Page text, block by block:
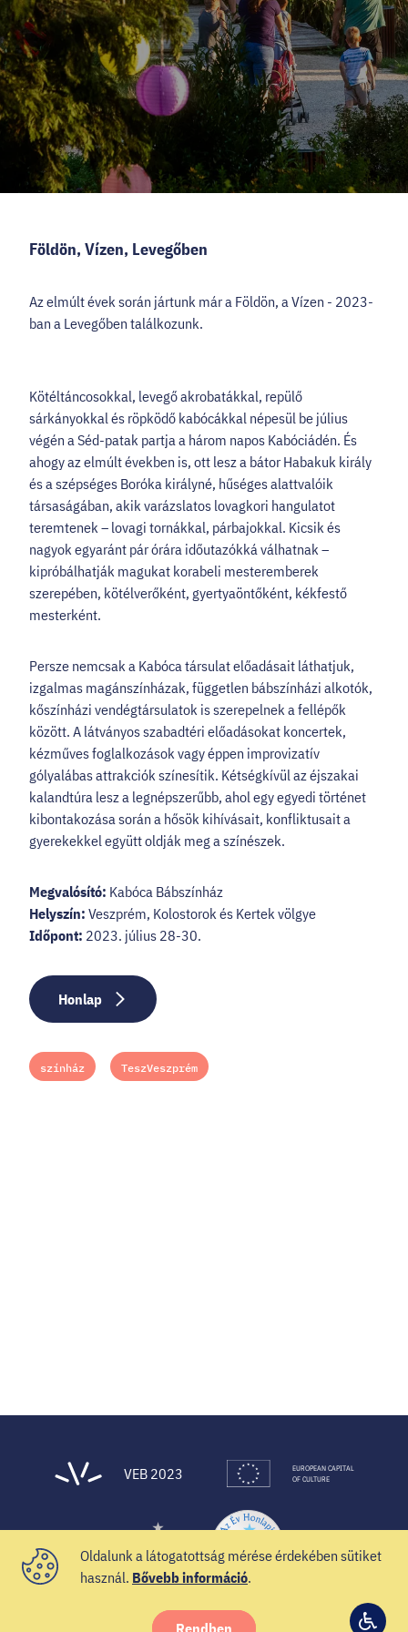
KARRIER
FacebookInstagramYouTube Twitter
EN
Földön, Vízen, Levegőben
Az elmúlt évek során jártunk már a Földön, a Vízen - 2023-
ban a Levegőben találkozunk.
Kötéltáncosokkal, levegő akrobatákkal, repülő
sárkányokkal és röpködő kabócákkal népesül be július
végén a Séd-patak partja a három napos Kabóciádén. És
ahogy az elmúlt években is, ott lesz a bátor Habakuk király
és a szépséges Boróka királyné, hűséges alattvalóik
társaságában, akik varázslatos lovagkori hangulatot
teremtenek – lovagi tornákkal, párbajokkal. Kicsik és
nagyok egyaránt pár órára időutazókká válhatnak –
kipróbálhatják magukat korabeli mesteremberek
szerepében, kötélverőként, gyertyaöntőként, kékfestő
mesterként.
Persze nemcsak a Kabóca társulat előadásait láthatjuk,
izgalmas magánszínházak, független bábszínházi alkotók,
kőszínházi vendégtársulatok is szerepelnek a fellépők
között. A látványos szabadtéri előadásokat koncertek,
kézműves foglalkozások vagy éppen improvizatív
gólyalábas attrakciók színesítik. Kétségkívül az éjszakai
kalandtúra lesz a legnépszerűbb, ahol egy egyedi történet
kibontakozása során a hősök kihívásait, konfliktusait a
gyerekekkel együtt oldják meg a színészek.
Megvalósító: Kabóca Bábszínház
Helyszín: Veszprém, Kolostorok és Kertek völgye
Időpont: 2023. július 28-30.
Honlap
színház TeszVeszprém
VEB 2023
EUROPEAN CAPITAL
OF CULTURE
Oldalunk a látogatottság mérése érdekében sütiket
használ. Bővebb információ.
Rendben